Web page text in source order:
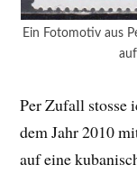
Ein Fotomotiv aus
Per Zufall stosse
dem Jahr 2010
auf eine